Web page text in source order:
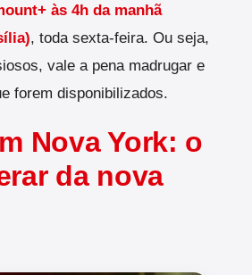
às 4h da manhã
, toda sexta-feira. Ou seja,
vale a pena madrugar e
forem disponibilizados.
Nova York: o
da nova